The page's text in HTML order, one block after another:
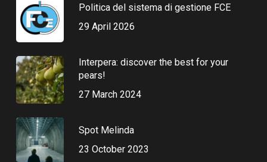
Politica del sistema di gestione FCE
29 April 2026
Interpera: discover the best for your
pears!
27 March 2024
Spot Melinda
23 October 2023